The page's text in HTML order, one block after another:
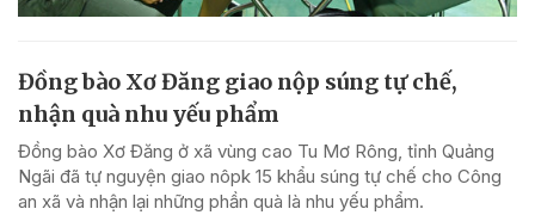
Đồng bào Xơ Đăng giao nộp súng tự chế,
nhận quà nhu yếu phẩm
Đồng bào Xơ Đăng ở xã vùng cao Tu Mơ Rông, tỉnh Quảng
Ngãi đã tự nguyện giao nôpk 15 khẩu súng tự chế cho Công
an xã và nhận lại những phần quà là nhu yếu phẩm.